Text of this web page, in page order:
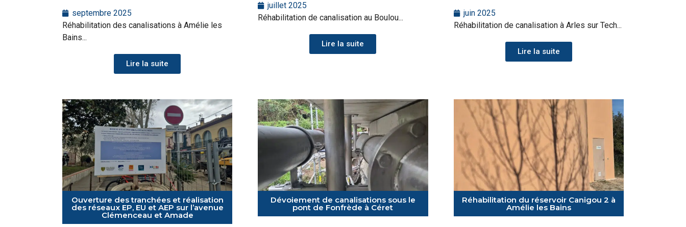
septembre 2025
Réhabilitation des canalisations à Amélie les
Bains...
Lire la suite
juillet 2025
Réhabilitation de canalisation au Boulou...
Lire la suite
juin 2025
Réhabilitation de canalisation à Arles sur Tech...
Lire la suite
Ouverture des tranchées et réalisation
des réseaux EP, EU et AEP sur l’avenue
Clémenceau et Amade
Dévoiement de canalisations sous le
pont de Fonfrède à Céret
Réhabilitation du réservoir Canigou 2 à
Amélie les Bains